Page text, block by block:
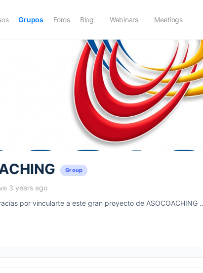
Grupos Foros Blog Webinars Meetings
Group
3 years ago
por vincularte a este gran proyecto de